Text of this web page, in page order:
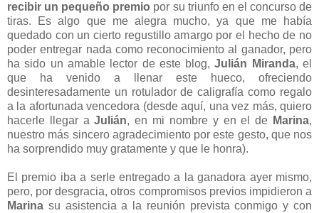
recibir un pequeño premio por su triunfo en el concurso de
tiras. Es algo que me alegra mucho, ya que me había
quedado con un cierto regustillo amargo por el hecho de no
poder entregar nada como reconocimiento al ganador, pero
ha sido un amable lector de este blog,Julián Miranda, el
que ha venido a llenar este hueco, ofreciendo
desinteresadamente un rotulador de caligrafía como regalo
a la afortunada vencedora (desde aquí, una vez más, quiero
hacerle llegar aJulián, en mi nombre y en el de Marina,
nuestro más sincero agradecimiento por este gesto, que nos
ha sorprendido muy gratamente y que le honra).
El premio iba a serle entregado a la ganadora ayer mismo,
pero, por desgracia, otros compromisos previos impidieron a
Marina su asistencia a la reunión prevista conmigo y con